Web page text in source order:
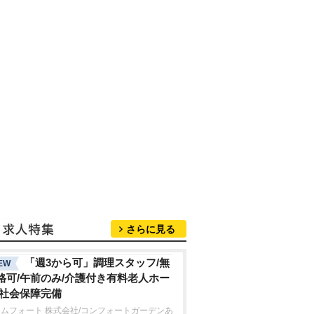
さらに見る
「週3から可」調理スタッフ/無
可/午前のみ/介護付き有料老人ホー
会保障完備
フォート 株式会社/コンフォートガーデンあ